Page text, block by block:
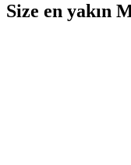
Size en yakın